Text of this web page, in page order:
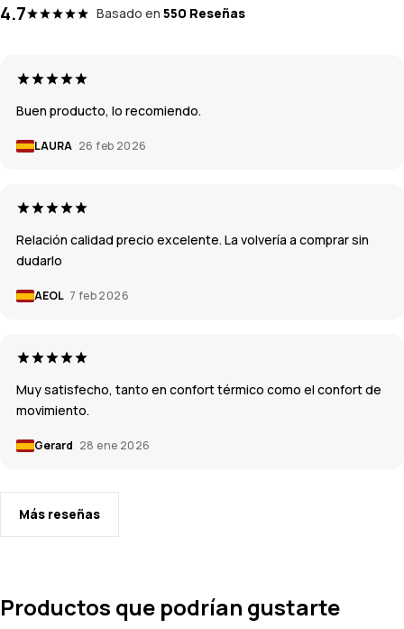
4.7 Basado en 550 Reseñas
Buen producto, lo recomiendo.
LAURA 26 feb 2026
Relación calidad precio excelente. La volvería a comprar sin
dudarlo
AEOL 7 feb 2026
Muy satisfecho, tanto en confort térmico como el confort de
movimiento.
Gerard 28 ene 2026
Más reseñas
Productos que podrían gustarte